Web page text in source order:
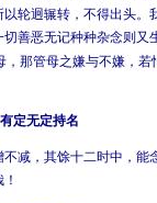
轮迥辗转，不得出头。
善恶无记种种杂念则又
，那管母之嫌与不嫌，
有定无定持名
减，其馀十二时中，能